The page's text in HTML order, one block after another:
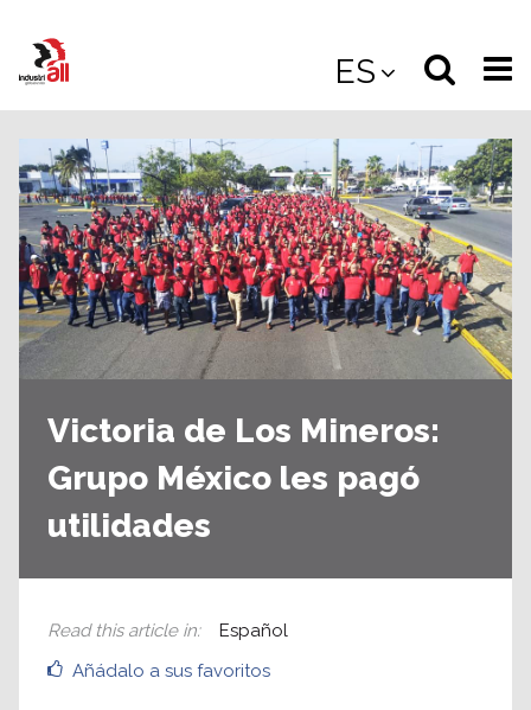
main
ES
Select
the
site
Victoria de Los Mineros:
Grupo México les pagó
utilidades
Añádalo a sus favoritos
Read this article in: Español